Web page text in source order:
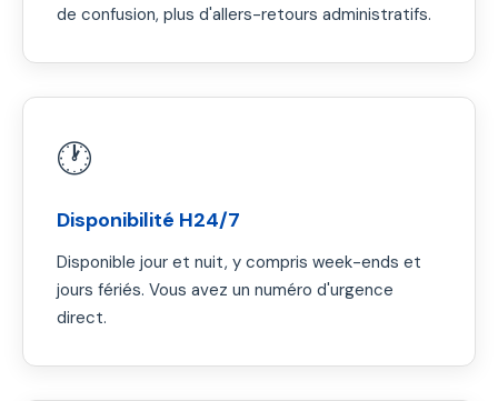
de confusion, plus d'allers-retours administratifs.
🕐
Disponibilité H24/7
Disponible jour et nuit, y compris week-ends et
jours fériés. Vous avez un numéro d'urgence
direct.